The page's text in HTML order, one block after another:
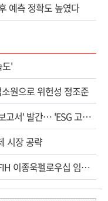
예측 정확도 높였다
도'
원으로 위헌성 정조준
고서' 발간… 'ESG 고…
시장 공략
이종욱펠로우십 임…